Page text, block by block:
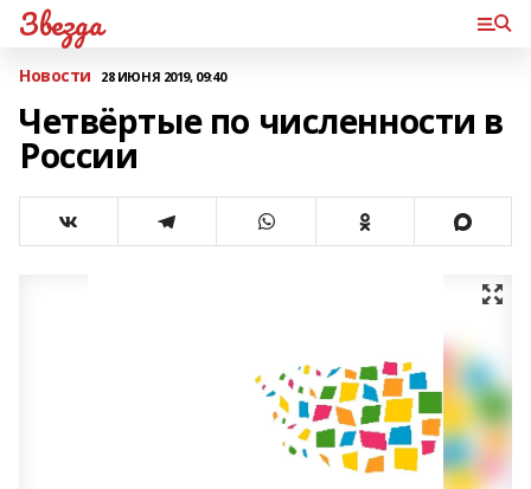
Звезда
Новости 28 ИЮНЯ 2019, 09:40
Четвёртые по численности в
России